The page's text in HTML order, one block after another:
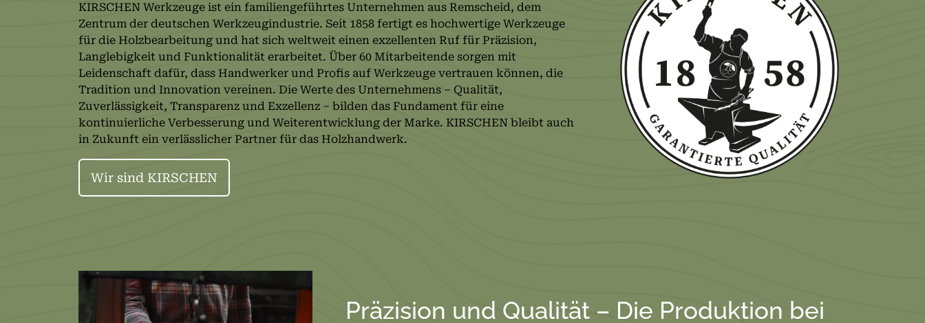
KIRSCHEN Werkzeuge ist ein familiengeführtes Unternehmen aus Remscheid, dem
Zentrum der deutschen Werkzeugindustrie. Seit 1858 fertigt es hochwertige Werkzeuge
für die Holzbearbeitung und hat sich weltweit einen exzellenten Ruf für Präzision,
Langlebigkeit und Funktionalität erarbeitet. Über 60 Mitarbeitende sorgen mit
Leidenschaft dafür, dass Handwerker und Profis auf Werkzeuge vertrauen können, die
Tradition und Innovation vereinen. Die Werte des Unternehmens – Qualität,
Zuverlässigkeit, Transparenz und Exzellenz – bilden das Fundament für eine
kontinuierliche Verbesserung und Weiterentwicklung der Marke. KIRSCHEN bleibt auch
in Zukunft ein verlässlicher Partner für das Holzhandwerk.
Wir sind KIRSCHEN
Präzision und Qualität – Die Produktion bei